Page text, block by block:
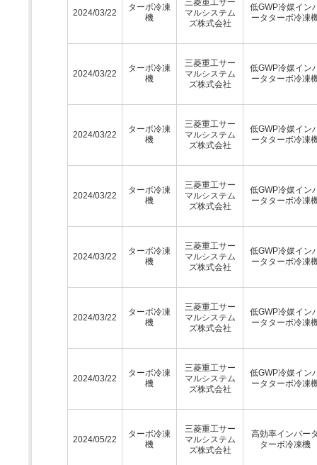
2024/03/22
ターボ冷凍
機
マルシステム
ズ株式会社
低GWP冷媒イン
ータターボ冷凍
2024/03/22
ターボ冷凍
機
三菱重工サー
マルシステム
ズ株式会社
低GWP冷媒イン
ータターボ冷凍
2024/03/22
ターボ冷凍
機
三菱重工サー
マルシステム
ズ株式会社
低GWP冷媒イン
ータターボ冷凍
2024/03/22
ターボ冷凍
機
三菱重工サー
マルシステム
ズ株式会社
低GWP冷媒イン
ータターボ冷凍
2024/03/22
ターボ冷凍
機
三菱重工サー
マルシステム
ズ株式会社
低GWP冷媒イン
ータターボ冷凍
2024/03/22
ターボ冷凍
機
三菱重工サー
マルシステム
ズ株式会社
低GWP冷媒イン
ータターボ冷凍
2024/03/22
ターボ冷凍
機
三菱重工サー
マルシステム
ズ株式会社
低GWP冷媒イン
ータターボ冷凍
2024/05/22
ターボ冷凍
機
三菱重工サー
マルシステム
ズ株式会社
高効率インバー
ターボ冷凍機